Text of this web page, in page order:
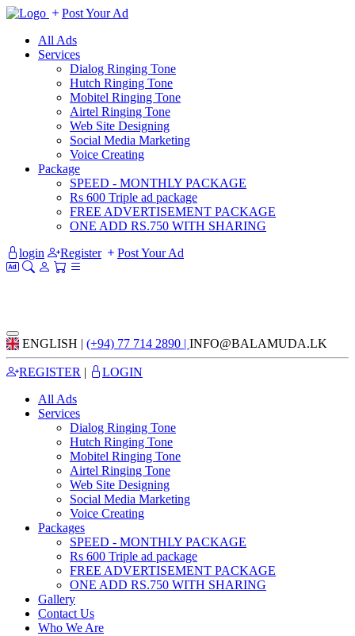
Post Your Ad
All Ads
Services
Dialog Ringing Tone
Hutch Ringing Tone
Mobitel Ringing Tone
Airtel Ringing Tone
Web Site Designing
Social Media Marketing
Voice Creating
Package
SPEED - MONTHLY PACKAGE
Rs 600 Triple ad package
FREE ADVERTISEMENT PACKAGE
ONE ADD RS.750 WITH SHARING
login
Register Post Your Ad
ENGLISH | (+94) 77 714 2890 | INFO@BALAMUDA.LK
REGISTER |
LOGIN
All Ads
Services
Dialog Ringing Tone
Hutch Ringing Tone
Mobitel Ringing Tone
Airtel Ringing Tone
Web Site Designing
Social Media Marketing
Voice Creating
Packages
SPEED - MONTHLY PACKAGE
Rs 600 Triple ad package
FREE ADVERTISEMENT PACKAGE
ONE ADD RS.750 WITH SHARING
Gallery
Contact Us
Who We Are